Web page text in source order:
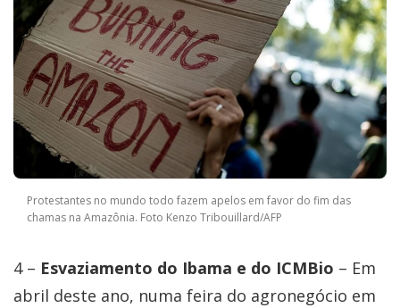
Protestantes no mundo todo fazem apelos em favor do fim das
chamas na Amazônia. Foto Kenzo Tribouillard/AFP
4 – Esvaziamento do Ibama e do ICMBio – Em
abril deste ano, numa feira do agronegócio em